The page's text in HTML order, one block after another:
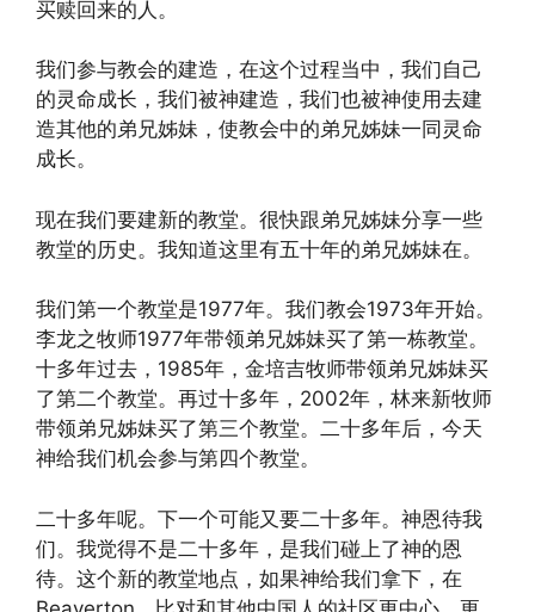
买赎回来的人。
我们参与教会的建造，在这个过程当中，我们自己
的灵命成长，我们被神建造，我们也被神使用去建
造其他的弟兄姊妹，使教会中的弟兄姊妹一同灵命
成长。
现在我们要建新的教堂。很快跟弟兄姊妹分享一些
教堂的历史。我知道这里有五十年的弟兄姊妹在。
我们第一个教堂是1977年。我们教会1973年开始。
李龙之牧师1977年带领弟兄姊妹买了第一栋教堂。
十多年过去，1985年，金培吉牧师带领弟兄姊妹买
了第二个教堂。再过十多年，2002年，林来新牧师
带领弟兄姊妹买了第三个教堂。二十多年后，今天
神给我们机会参与第四个教堂。
二十多年呢。下一个可能又要二十多年。神恩待我
们。我觉得不是二十多年，是我们碰上了神的恩
待。这个新的教堂地点，如果神给我们拿下，在